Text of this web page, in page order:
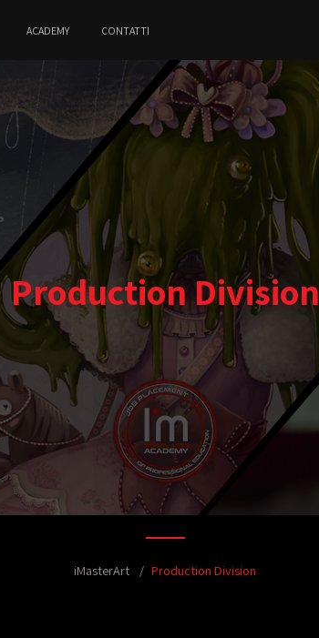
ACADEMY CONTATTI
Production Division
iMasterArt Production Division